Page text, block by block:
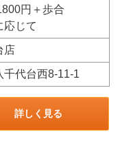
円＋歩合
じて
店
千代台西8-11-1
詳しく見る